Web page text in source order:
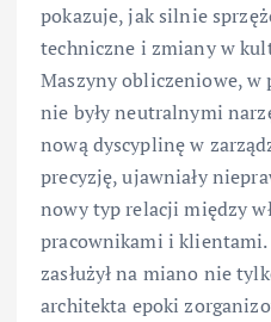
pokazuje, jak silnie
techniczne i zmiany w
Maszyny obliczeniowe, w
nie były neutralnymi
nową dyscyplinę w
precyzję, ujawniały
nowy typ relacji między
pracownikami i
zasłużył na miano nie
architekta epoki